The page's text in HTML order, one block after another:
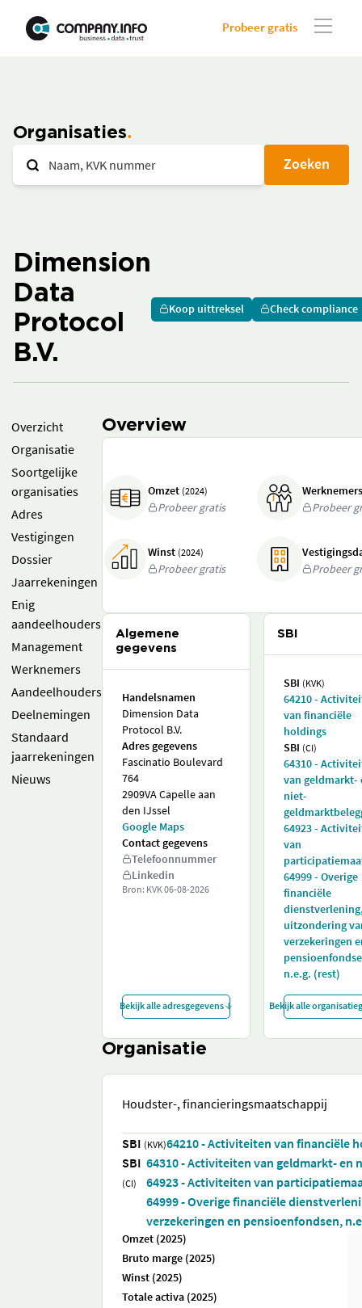
Probeer gratis
Organisaties
Zoeken
Dimension
Data
Protocol
B.V.
Koop uittreksel Check compliance
Overzicht
Organisatie
Soortgelijke
organisaties
Adres
Vestigingen
Dossier
Jaarrekeningen
Enig
aandeelhouders
Management
Werknemers
Aandeelhouders
Deelnemingen
Standaard
jaarrekeningen
Nieuws
Overview
Omzet (2024)
Probeer gratis
Probeer
Winst (2024)
Probeer gratis
Probeer
Algemene
gegevens
Handelsnamen
Dimension Data
Protocol B.V.
Adres gegevens
Fascinatio Boulevard
764
2909VA Capelle aan
den IJssel
Google Maps
Contact gegevens
Telefoonnummer
Linkedin
Bron: KVK06-08-2026
Bekijk alle adresgegevens
SBI
SBI (KVK)
64210 -
van financiële
holdings
SBI (CI)
64310 -
van geldmarkt-
niet-
64923 -
van
64999 - Overige
financiële
uitzondering
verzekeringen
n.e.g. (rest)
Bekijk alle
Organisatie
Houdster-, financieringsmaatschappij
SBI (KVK)64210 - Activiteiten van financiële
SBI
(CI)
64310 - Activiteiten van geldmarkt-
64923 - Activiteiten van
64999 - Overige financiële
verzekeringen en pensioenfondsen,
Omzet (2025)
Bruto marge (2025)
Winst (2025)
Totale activa (2025)